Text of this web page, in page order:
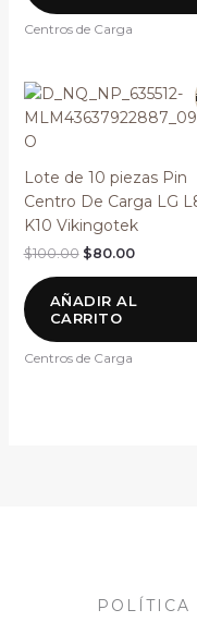
Centros de Carga
Lote de 10 piezas Pin
Centro De Carga LG
K10 Vikingotek
$100.00
El
precio
original
$80.00
El
actual
AÑADIR AL
CARRITO
Centros de Carga
POLÍTICA